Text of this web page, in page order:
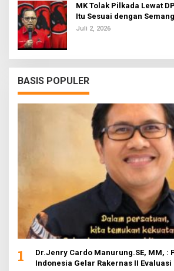
MK Tolak Pilkada Lewat
Itu Sesuai dengan
Juli 2, 2026
BASIS POPULER
1
Dr.Jenry Cardo Manurung.SE, MM, :
Indonesia Gelar Rakernas II